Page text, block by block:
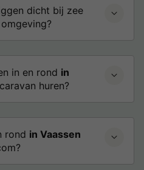
dicht bij zee
in en rond in
huren?
rond in Vaassen